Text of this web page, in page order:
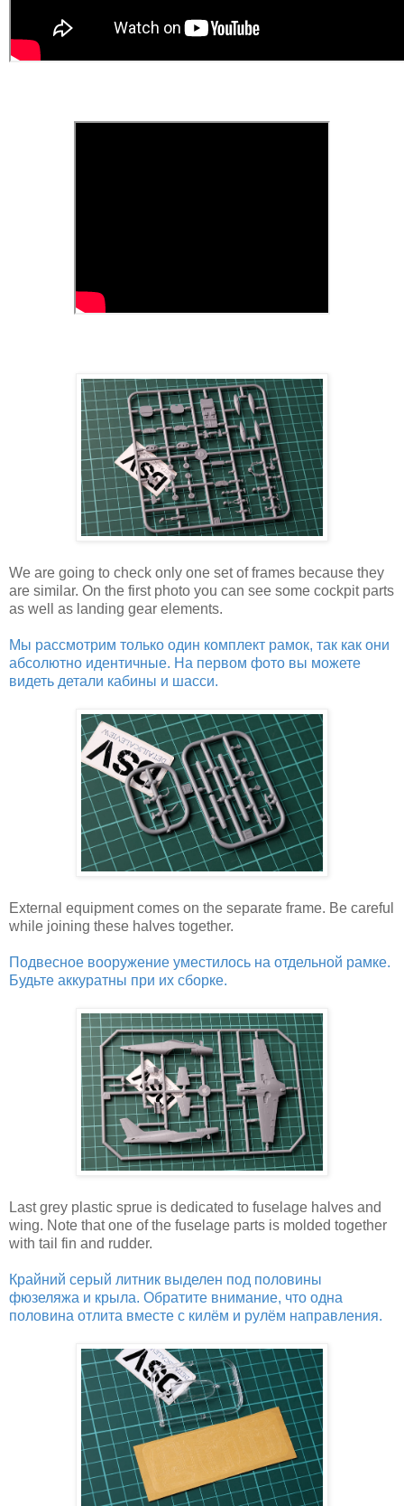
We are going to check only one set of frames because they
are similar. On the first photo you can see some cockpit parts
as well as landing gear elements.
Мы рассмотрим только один комплект рамок, так как они
абсолютно идентичные. На первом фото вы можете
видеть детали кабины и шасси.
External equipment comes on the separate frame. Be careful
while joining these halves together.
Подвесное вооружение уместилось на отдельной рамке.
Будьте аккуратны при их сборке.
Last grey plastic sprue is dedicated to fuselage halves and
wing. Note that one of the fuselage parts is molded together
with tail fin and rudder.
Крайний серый литник выделен под половины
фюзеляжа и крыла. Обратите внимание, что одна
половина отлита вместе с килём и рулём направления.